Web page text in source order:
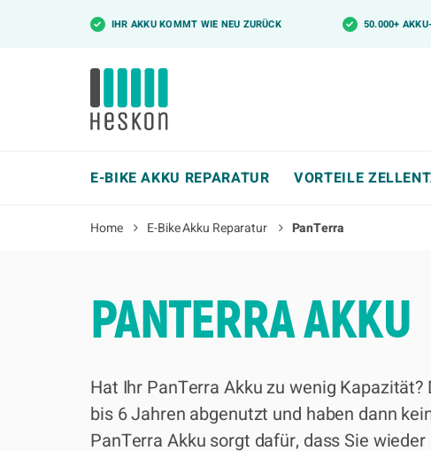
✓ IHR AKKU KOMMT WIE NEU ZURÜCK ✓ 50.000+
E-BIKE AKKU REPARATUR VORTEILE
Home E-Bike Akku Reparatur PanTerra
PANTERRA AKKU
Hat Ihr PanTerra Akku zu wenig
bis 6 Jahren abgenutzt und haben dann
PanTerra Akku sorgt dafür, dass Sie